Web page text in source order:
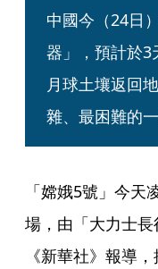
中國今（24日
器」，預計於3
月球土壤返回
雜、最困難的一
「嫦娥5號」今
場，由「大力士長
《新華社》報導